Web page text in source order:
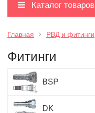
Каталог товаров
Главная РВД и фитинги
Фитинги
BSP
DK